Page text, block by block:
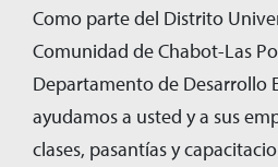
Como parte del Distrito
Comunidad de Chabot-Las
Departamento de Desarrollo
ayudamos a usted y a sus
clases, pasantías y